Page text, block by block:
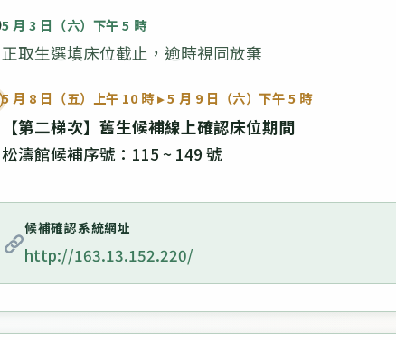
5 月 3 日（六）下午 5 時
正取生選填床位截止，逾時視同放棄
5 月 8 日（五）上午 10 時 ▸ 5 月 9 日（六）下午 5 時
【第二梯次】舊生候補線上確認床位期間
松濤館候補序號：115 ~ 149 號
候補確認系統網址
http://163.13.152.220/